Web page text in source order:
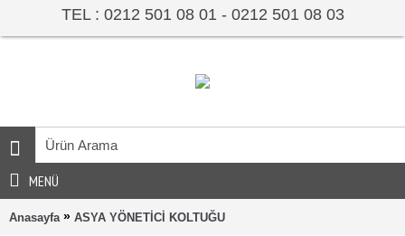
TEL : 0212 501 08 01 - 0212 501 08 03
MENÜ
Anasayfa » ASYA YÖNETİCİ KOLTUĞU